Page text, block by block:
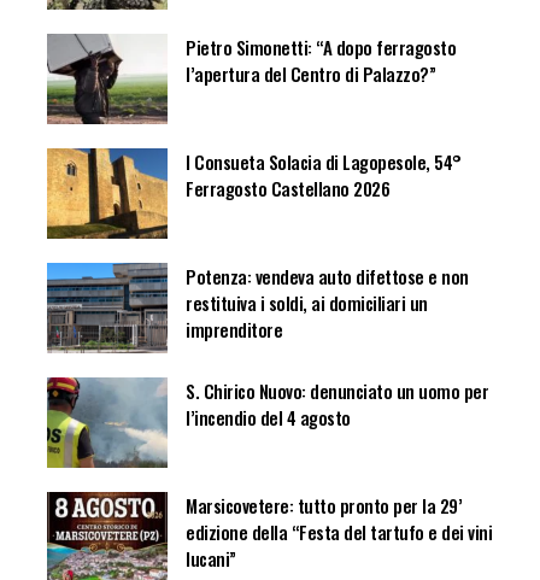
Pietro Simonetti: “A dopo ferragosto
l’apertura del Centro di Palazzo?”
I Consueta Solacia di Lagopesole, 54°
Ferragosto Castellano 2026
Potenza: vendeva auto difettose e non
restituiva i soldi, ai domiciliari un
imprenditore
S. Chirico Nuovo: denunciato un uomo per
l’incendio del 4 agosto
Marsicovetere: tutto pronto per la 29’
edizione della “Festa del tartufo e dei vini
lucani”